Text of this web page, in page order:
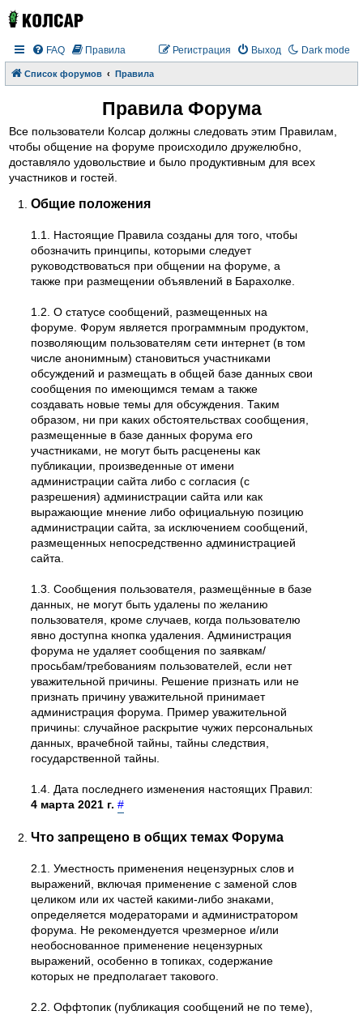
Dark mode
FAQ Правила Выход
Регистрация
Список форумов Правила
Правила Форума
Все пользователи Колсар должны следовать этим Правилам,
чтобы общение на форуме происходило дружелюбно,
доставляло удовольствие и было продуктивным для всех
участников и гостей.
Общие положения
1.1. Настоящие Правила созданы для того, чтобы
обозначить принципы, которыми следует
руководствоваться при общении на форуме, а
также при размещении объявлений в Барахолке.
1.2. О статусе сообщений, размещенных на
форуме. Форум является программным продуктом,
позволяющим пользователям сети интернет (в том
числе анонимным) становиться участниками
обсуждений и размещать в общей базе данных свои
сообщения по имеющимся темам а также
создавать новые темы для обсуждения. Таким
образом, ни при каких обстоятельствах сообщения,
размещенные в базе данных форума его
участниками, не могут быть расценены как
публикации, произведенные от имени
администрации сайта либо с согласия (с
разрешения) администрации сайта или как
выражающие мнение либо официальную позицию
администрации сайта, за исключением сообщений,
размещенных непосредственно администрацией
сайта.
1.3. Сообщения пользователя, размещённые в базе
данных, не могут быть удалены по желанию
пользователя, кроме случаев, когда пользователю
явно доступна кнопка удаления. Администрация
форума не удаляет сообщения по заявкам/
просьбам/требованиям пользователей, если нет
уважительной причины. Решение признать или не
признать причину уважительной принимает
администрация форума. Пример уважительной
причины: случайное раскрытие чужих персональных
данных, врачебной тайны, тайны следствия,
государственной тайны.
1.4. Дата последнего изменения настоящих Правил:
4 марта 2021 г. #
Что запрещено в общих темах Форума
2.1. Уместность применения нецензурных слов и
выражений, включая применение с заменой слов
целиком или их частей какими-либо знаками,
определяется модераторами и администратором
форума. Не рекомендуется чрезмерное и/или
необоснованное применение нецензурных
выражений, особенно в топиках, содержание
которых не предполагает такового.
2.2. Оффтопик (публикация сообщений не по теме),